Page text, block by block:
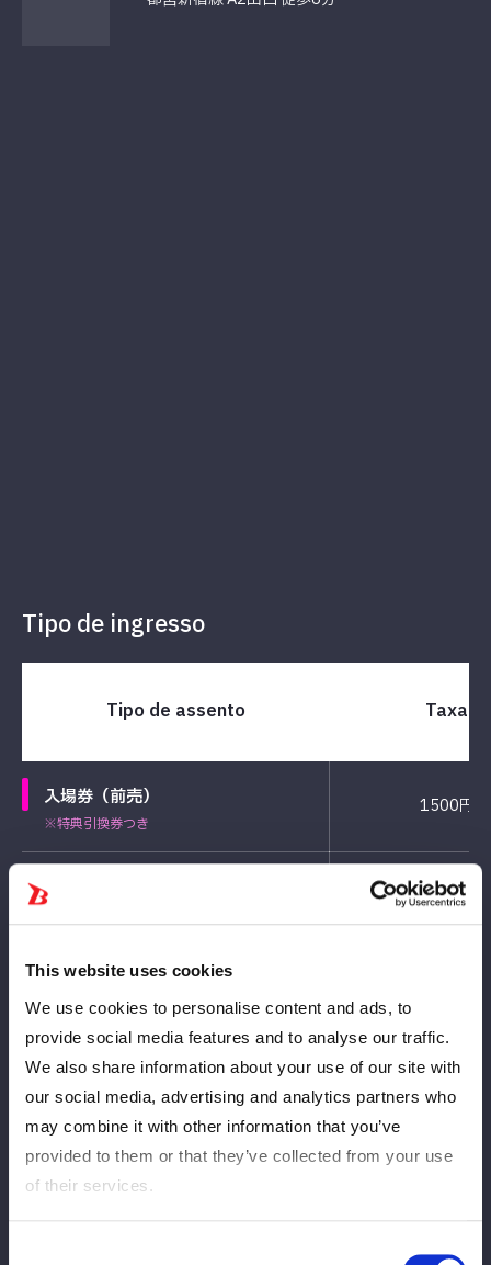
This website uses cookies
We use cookies to personalise content and ads, to
provide social media features and to analyse our traffic.
We also share information about your use of our site with
our social media, advertising and analytics partners who
may combine it with other information that you’ve
provided to them or that they’ve collected from your use
of their services.
Tipo de ingresso
Tipo de assento Taxa
入場券（前売）
※特典引換券つき
1500円
入場券（当日） 2300円
Cronograma de vendas
各日程当日券の販売は会場のみ。＋800円となります。
Tipo de ingresso
Data e hora de
4月1日(水)